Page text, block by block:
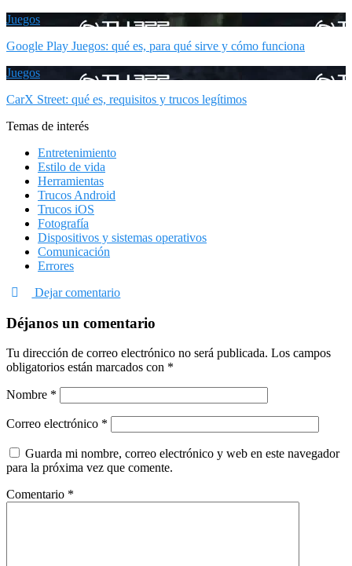
Juegos
Google Play Juegos: qué es, para qué sirve y cómo funciona
Juegos
CarX Street: qué es, requisitos y trucos legítimos
Temas de interés
Entretenimiento
Estilo de vida
Herramientas
Trucos Android
Trucos iOS
Fotografía
Dispositivos y sistemas operativos
Comunicación
Errores
Dejar comentario
Déjanos un comentario
Tu dirección de correo electrónico no será publicada. Los campos
obligatorios están marcados con *
Nombre *
Correo electrónico *
Guarda mi nombre, correo electrónico y web en este navegador
para la próxima vez que comente.
Comentario *